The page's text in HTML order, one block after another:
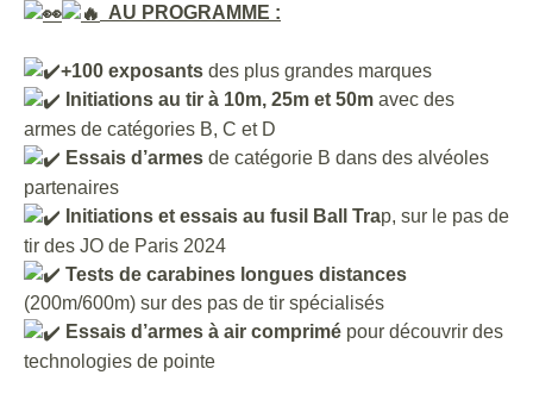
AU PROGRAMME :
+100 exposants des plus grandes marques
Initiations au tir à 10m, 25m et 50m avec des
armes de catégories B, C et D
Essais d’armes de catégorie B dans des alvéoles
partenaires
Initiations et essais au fusil Ball Trap, sur le pas de
tir des JO de Paris 2024
Tests de carabines longues distances
(200m/600m) sur des pas de tir spécialisés
Essais d’armes à air comprimé pour découvrir des
technologies de pointe